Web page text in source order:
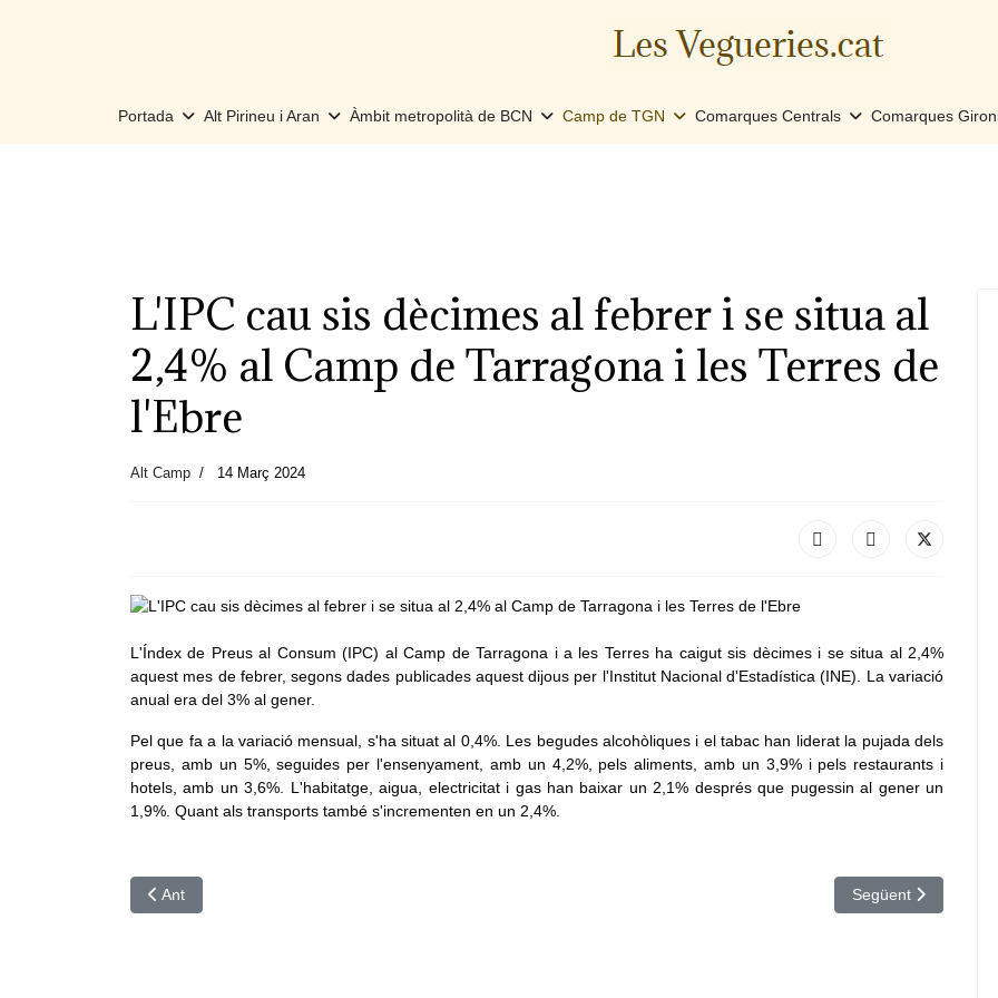
Portada Alt Pirineu i Aran Àmbit metropolità de BCN Camp de TGN Comarques Centrals Comarques
L'IPC cau sis dècimes al febrer i se situa al
2,4% al Camp de Tarragona i les Terres de
l'Ebre
Alt Camp 14 Març 2024
L'Índex de Preus al Consum (IPC) al Camp de Tarragona i a les Terres ha caigut sis dècimes i se situa al 2,4%
aquest mes de febrer, segons dades publicades aquest dijous per l'Institut Nacional d'Estadística (INE). La variació
anual era del 3% al gener.
Pel que fa a la variació mensual, s'ha situat al 0,4%. Les begudes alcohòliques i el tabac han liderat la pujada dels
preus, amb un 5%, seguides per l'ensenyament, amb un 4,2%, pels aliments, amb un 3,9% i pels restaurants i
hotels, amb un 3,6%. L'habitatge, aigua, electricitat i gas han baixar un 2,1% després que pugessin al gener un
1,9%. Quant als transports també s'incrementen en un 2,4%.
Article anterior: Les exportacions creixen un 8,3% a la demarcació de Tarragona al gener fins als 888,7 milions d'euros
Ant Article següent:
Següent